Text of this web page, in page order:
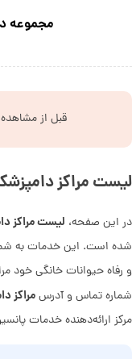
مجموعه
قبل از مشاهده
لیست مراکز
در این صفحه، لیست مراکز
شده است. این خدمات به
و رفاه حیوانات خانگی خود
شماره تماس و آدرسمراکز
مرکز ارائه‌دهنده خدمات